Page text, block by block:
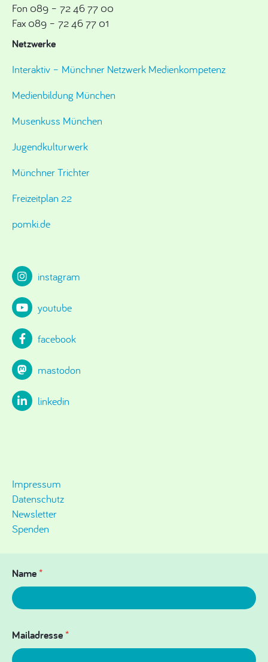
Fon 089 – 72 46 77 00
Fax 089 – 72 46 77 01
Netzwerke
Interaktiv – Münchner Netzwerk Medienkompetenz
Medienbildung München
Musenkuss München
Jugendkulturwerk
Münchner Trichter
Freizeitplan 22
pomki.de
instagram
youtube
facebook
mastodon
linkedin
Impressum
Datenschutz
Newsletter
Spenden
Name*
Mailadresse*